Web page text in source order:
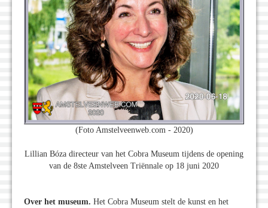
(Foto Amstelveenweb.com - 2020)
Lillian Bóza directeur van het Cobra Museum tijdens de opening
van de 8ste Amstelveen Triënnale op 18 juni 2020
Over het museum. Het Cobra Museum stelt de kunst en het